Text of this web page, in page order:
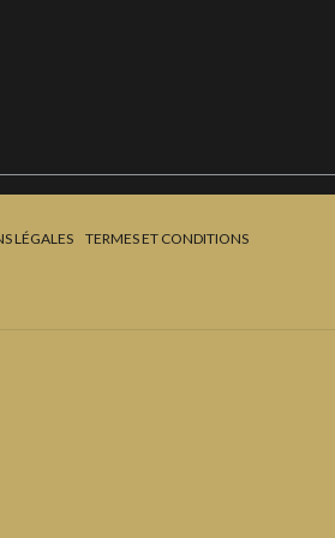
LÉGALES TERMES ET CONDITIONS